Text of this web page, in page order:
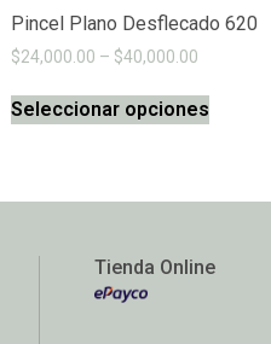
Pincel Plano Desflecado 620
$24,000.00 – $40,000.00
Seleccionar opciones
Tienda Online